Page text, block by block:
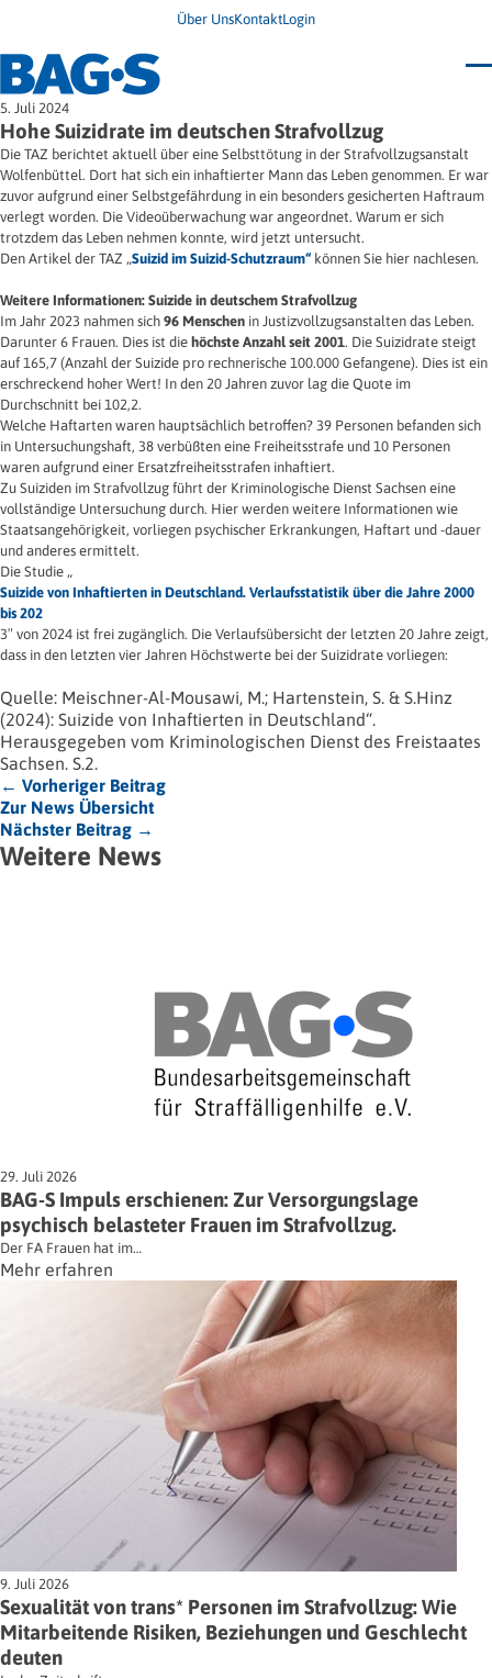
Über UnsKontaktLogin
Bundestagung 2026
Wo finde ich Hilfe?
News
Termine
Veröffentlichungen
Infodienst
Wegweiser
Jugendbroschüre
Impulse
Newsletter
Unsere Themen
Angehörige
Ersatzfreiheitsstrafe
Freie Straffälligenhilfe
Migration
Frauen
Wohnen
5. Juli 2024
Hohe Suizidrate im deutschen Strafvollzug
Die TAZ berichtet aktuell über eine Selbsttötung in der Strafvollzugsanstalt
Wolfenbüttel. Dort hat sich ein inhaftierter Mann das Leben genommen. Er war
zuvor aufgrund einer Selbstgefährdung in ein besonders gesicherten Haftraum
verlegt worden. Die Videoüberwachung war angeordnet. Warum er sich
trotzdem das Leben nehmen konnte, wird jetzt untersucht.
Den Artikel der TAZ „Suizid im Suizid-Schutzraum“ können Sie hier nachlesen.
Weitere Informationen: Suizide in deutschem Strafvollzug
Im Jahr 2023 nahmen sich 96 Menschen in Justizvollzugsanstalten das Leben.
Darunter 6 Frauen. Dies ist die höchste Anzahl seit 2001. Die Suizidrate steigt
auf 165,7 (Anzahl der Suizide pro rechnerische 100.000 Gefangene). Dies ist ein
erschreckend hoher Wert! In den 20 Jahren zuvor lag die Quote im
Durchschnitt bei 102,2.
Welche Haftarten waren hauptsächlich betroffen? 39 Personen befanden sich
in Untersuchungshaft, 38 verbüßten eine Freiheitsstrafe und 10 Personen
waren aufgrund einer Ersatzfreiheitsstrafen inhaftiert.
Zu Suiziden im Strafvollzug führt der Kriminologische Dienst Sachsen eine
vollständige Untersuchung durch. Hier werden weitere Informationen wie
Staatsangehörigkeit, vorliegen psychischer Erkrankungen, Haftart und -dauer
und anderes ermittelt.
Die Studie „
Suizide von Inhaftierten in Deutschland. Verlaufsstatistik über die Jahre 2000
bis 202
3″ von 2024 ist frei zugänglich. Die Verlaufsübersicht der letzten 20 Jahre zeigt,
dass in den letzten vier Jahren Höchstwerte bei der Suizidrate vorliegen:
Quelle: Meischner-Al-Mousawi, M.; Hartenstein, S. & S.Hinz
(2024): Suizide von Inhaftierten in Deutschland“.
Herausgegeben vom Kriminologischen Dienst des Freistaates
Sachsen. S.2.
← Vorheriger Beitrag
Zur News Übersicht
Nächster Beitrag →
Weitere News
29. Juli 2026
BAG-S Impuls erschienen: Zur Versorgungslage
psychisch belasteter Frauen im Strafvollzug.
Der FA Frauen hat im…
Mehr erfahren
9. Juli 2026
Sexualität von trans* Personen im Strafvollzug: Wie
Mitarbeitende Risiken, Beziehungen und Geschlecht
deuten